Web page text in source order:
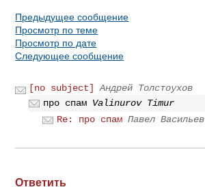
Предыдущее сообщение
Просмотр по теме
Просмотр по дате
Следующее сообщение
[no subject]
Андрей Толстоухов
про спам Valinurov Timur
Re: про спам Павел Васильев
Ответить